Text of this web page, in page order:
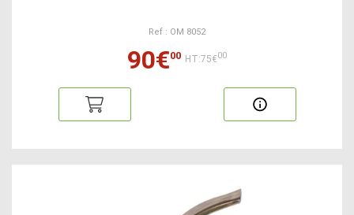
Ref : OM 8052
90€00 HT:75€00